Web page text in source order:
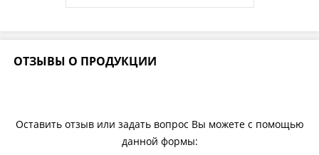
ОТЗЫВЫ О ПРОДУКЦИИ
Оставить отзыв или задать вопрос Вы можете с помощью
данной формы: